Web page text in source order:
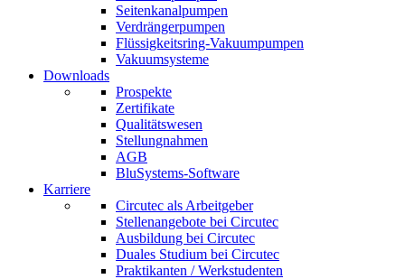
Seitenkanalpumpen
Verdrängerpumpen
Flüssigkeitsring-Vakuumpumpen
Vakuumsysteme
Downloads
Prospekte
Zertifikate
Qualitätswesen
Stellungnahmen
AGB
BluSystems-Software
Karriere
Circutec als Arbeitgeber
Stellenangebote bei Circutec
Ausbildung bei Circutec
Duales Studium bei Circutec
Praktikanten / Werkstudenten